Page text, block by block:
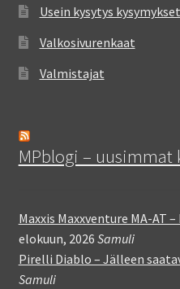
Usein kysytys kysymykset
Valkosivurenkaat
Valmistajat
MPblogi – uusimmat
Maxxis Maxxventure MA-AT
elokuun, 2026 Samuli
Pirelli Diablo – Jälleen
Samuli